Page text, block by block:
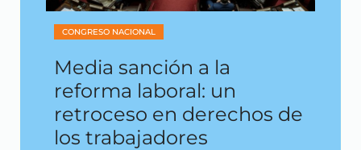
CONGRESO NACIONAL
Media sanción a la
reforma laboral: un
retroceso en derechos de
los trabajadores